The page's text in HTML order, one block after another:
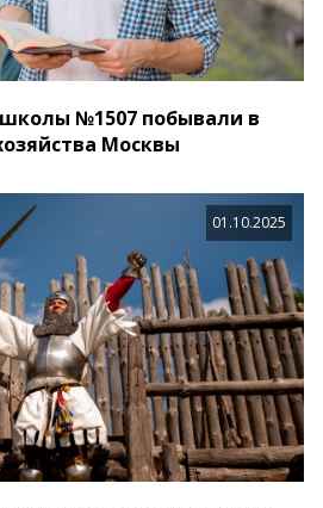
№1507 побывали в
Москвы
01.10.2025